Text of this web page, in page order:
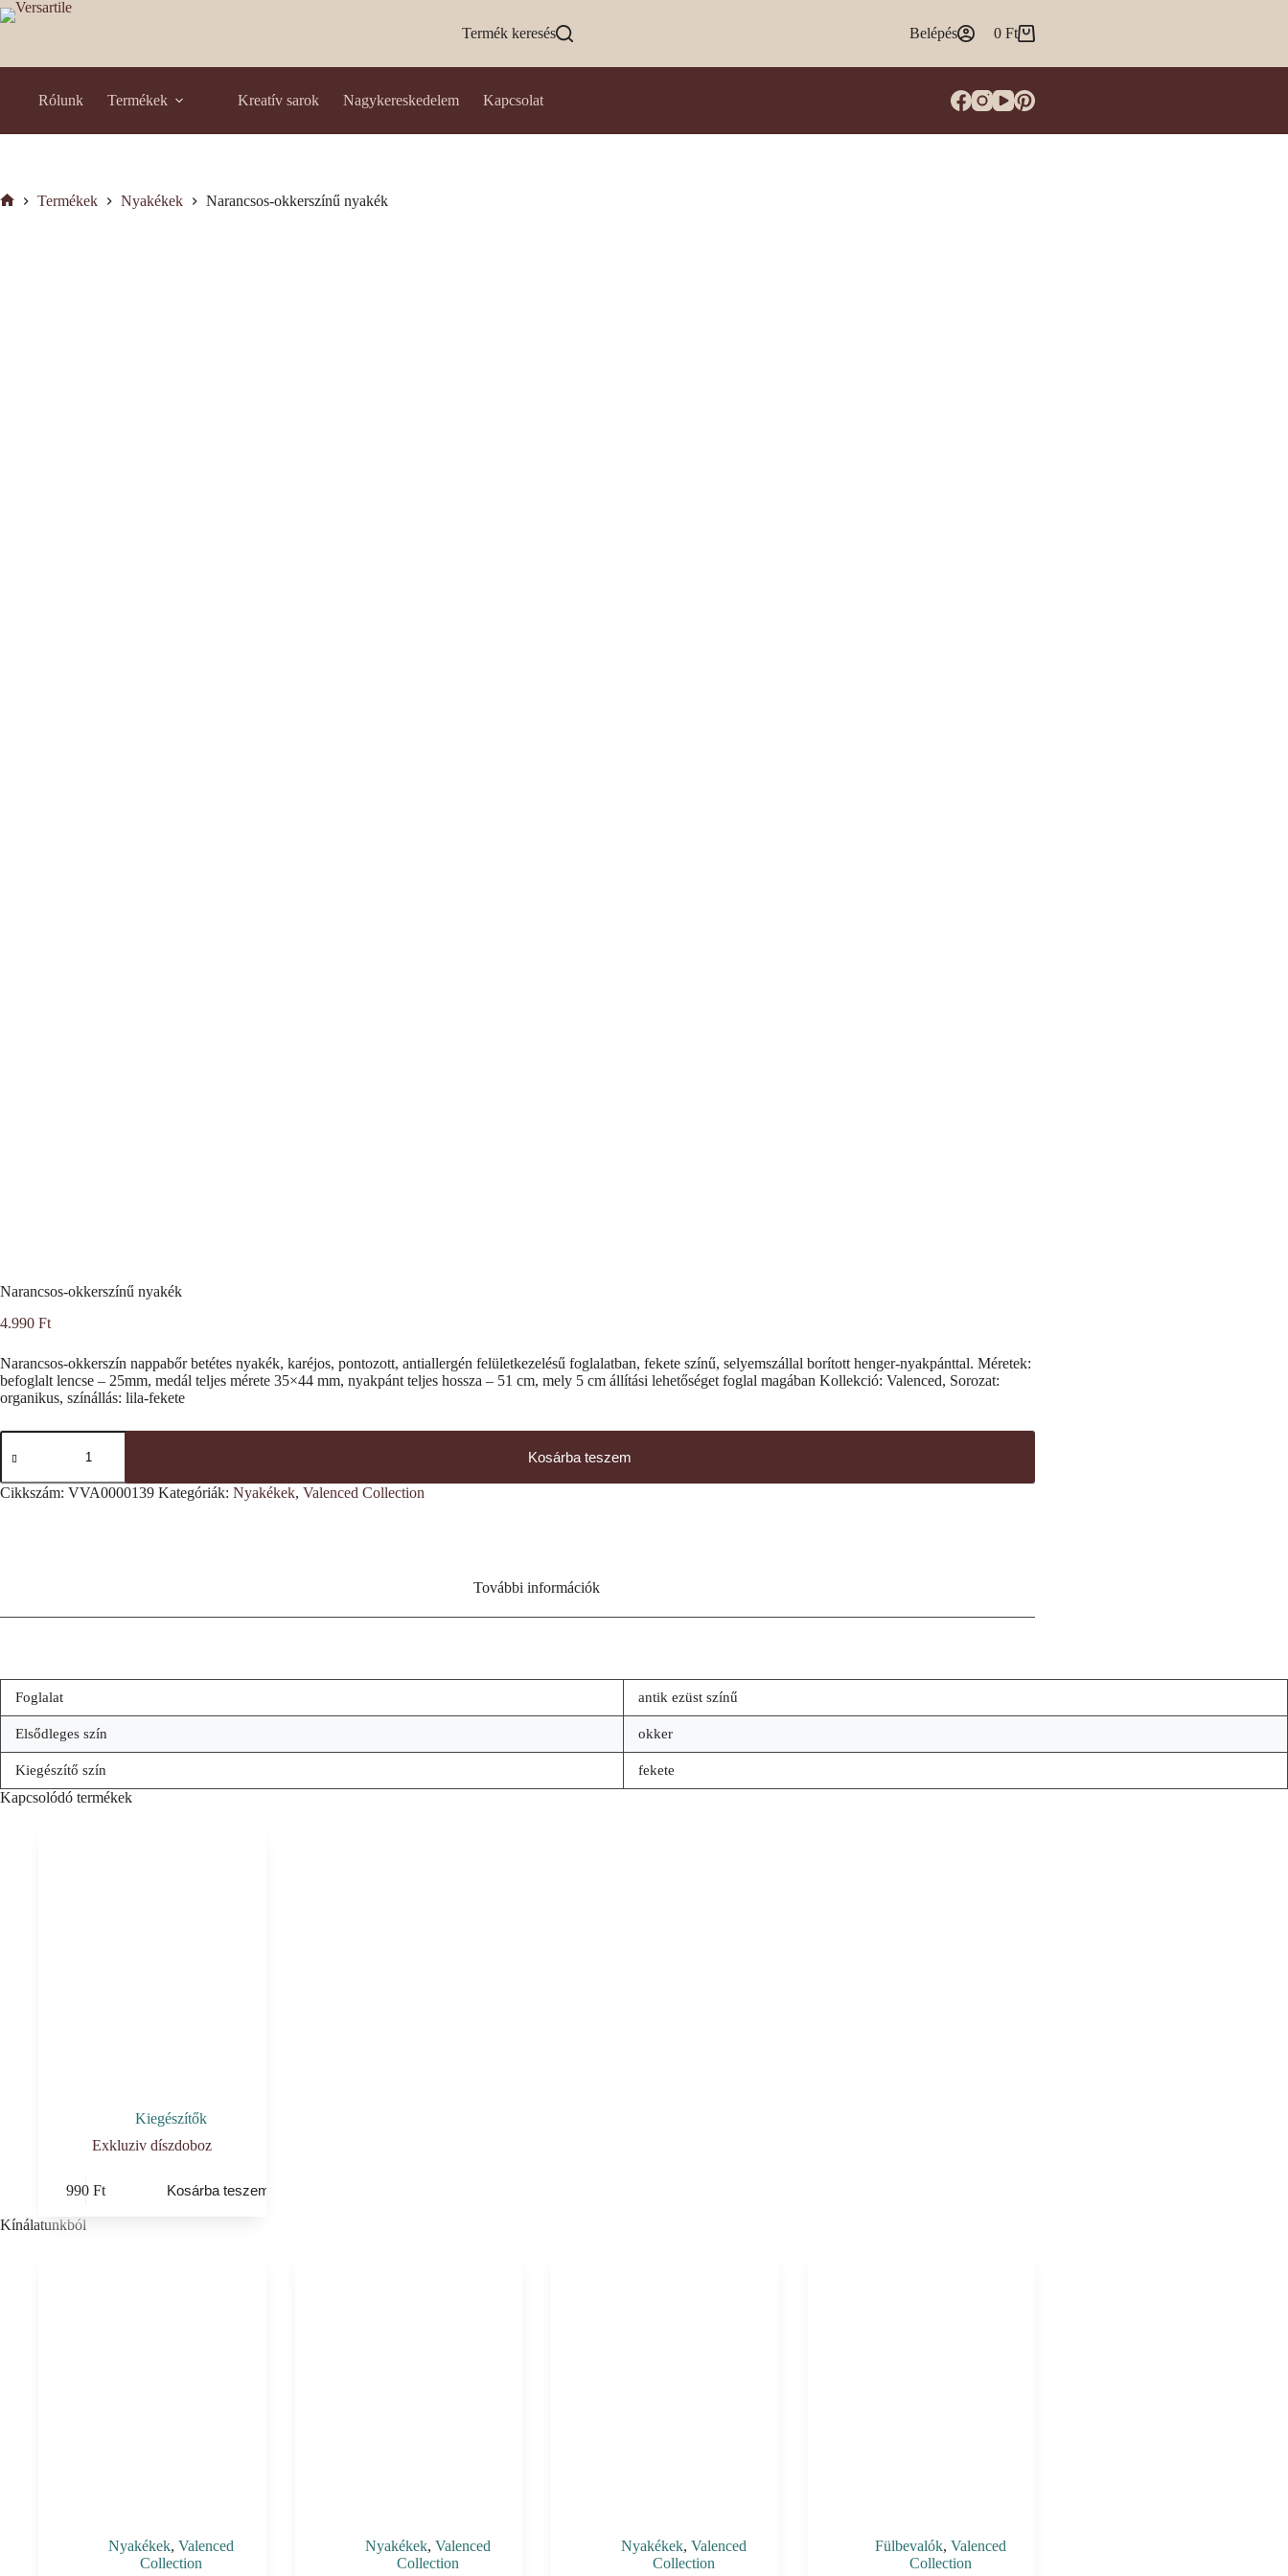
Skip
to
Termék keresés Belépés
Shopping
0 Ft
Rólunk Termékek Kreatív sarok Nagykereskedelem Kapcsolat
Termékek Nyakékek Narancsos-okkerszínű nyakék
Narancsos-okkerszínű nyakék
4.990 Ft
Narancsos-okkerszín nappabőr betétes nyakék, karéjos, pontozott, antiallergén felületkezelésű foglalatban, fekete színű, selyemszállal borított henger-nyakpánttal. Méretek:
befoglalt lencse – 25mm, medál teljes mérete 35×44 mm, nyakpánt teljes hossza – 51 cm, mely 5 cm állítási lehetőséget foglal magában Kollekció: Valenced, Sorozat:
organikus, színállás: lila-fekete
Narancsos-
okkerszínű
mennyiség
Kosárba teszem
Cikkszám: VVA0000139 Kategóriák: Nyakékek, Valenced Collection
További információk
Foglalat antik ezüst színű
Elsődleges szín okker
Kiegészítő szín fekete
Kapcsolódó termékek
Kiegészítők
Exkluziv díszdoboz
990 Ft Kosárba teszem
Kínálatunkból
Nyakékek,Valenced
Collection
Nyakékek, Valenced
Collection
Nyakékek,Valenced
Collection
Fülbevalók, Valenced
Collection